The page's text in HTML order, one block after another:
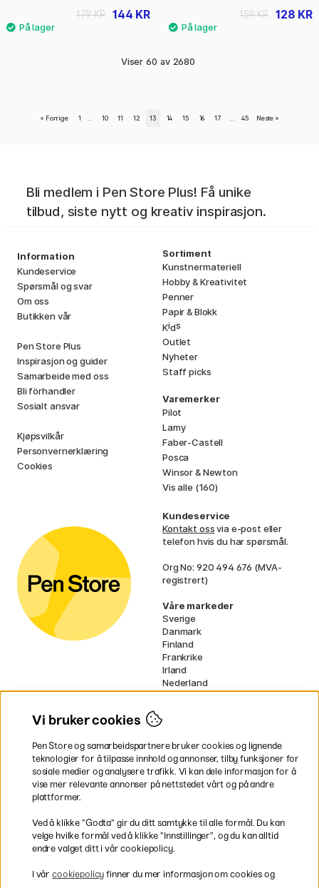
144 KR
179 KR 128 KR
159 KR
Viser 60 av 2680
« Forrige 1 10 11 12 13 14 15 16 17 45 Neste »
Bli medlem i Pen Store Plus! Få unike
tilbud, siste nytt og kreativ inspirasjon.
Information
Kundeservice
Spørsmål og svar
Om oss
Butikken vår
Pen Store Plus
Inspirasjon og guider
Samarbeide med oss
Bli förhandler
Sosialt ansvar
Kjøpsvilkår
Personvernerklæring
Cookies
Sortiment
Kunstnermateriell
Hobby & Kreativitet
Penner
Papir & Blokk
Kids
Outlet
Nyheter
Staff picks
Varemerker
Pilot
Lamy
Faber-Castell
Posca
Winsor & Newton
Vis alle (160)
Kundeservice
Kontakt ossvia e-post eller
telefon hvis du har spørsmål.
Org No: 920 494 676 (MVA-
registrert)
Våre markeder
Sverige
Danmark
Finland
Frankrike
Irland
Nederland
Tyskland
* Spesifikkefraktvilkårgjelder for
voluminøse varer.
Rask og smidig levering
Vi bruker cookies
Pen Store og samarbeidspartnere bruker cookies og lignende
teknologier for å tilpasse innhold og annonser, tilby funksjoner for
sosiale medier og analysere trafikk. Vi kan dele informasjon for å
vise mer relevante annonser på nettstedet vårt og på andre
plattformer.
Ved å klikke ”Godta” gir du ditt samtykke til alle formål. Du kan
velge hvilke formål ved å klikke ”Innstillinger”, og du kan alltid
endre valget ditt i vår cookiepolicy.
I vår cookiepolicy finner du mer informasjon om cookies og